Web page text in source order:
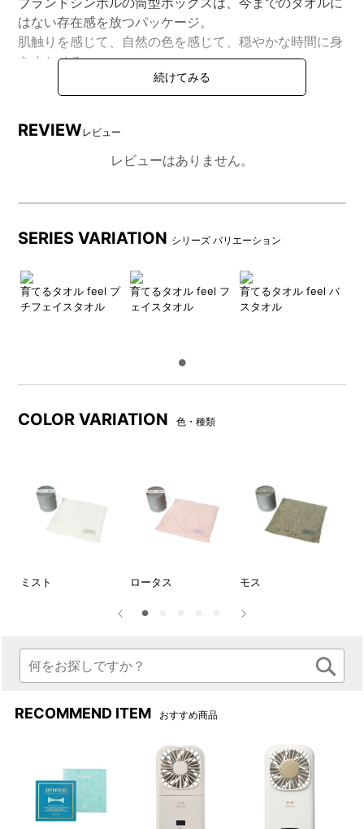
はない存在感を放つパッケージ。
肌触りを感じて、自然の色を感じて、穏やかな時間に身
をまかせる。
そんなライフスタイルをお手伝いします。
商品詳細
空気を纏うような軽さ
時には自分へのご褒美に、時
には大切な方への贈り物に選
ヘムで空気を纏うような軽
さ、ふわふわな使用感をより
実感していただけるワンラン
ギフトにもおすすめ
すすめ
り物に。
サイズ比較
バスタオル
・W600mm×H1200mm
カラーは5種類
穏やかでナチュラルな印象の
REVIEWレビュー
レビューはありません。
SERIES VARIATION シリーズ バリエーション
育てるタオル feel プ
チフェイスタオル
育てるタオル feel フ
ェイスタオル
育てるタオル feel バ
スタオル
COLOR VARIATION 色・種類
ミスト ロータス モス
RECOMMEND ITEM おすすめ商品